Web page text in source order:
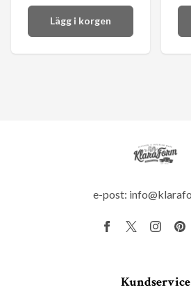
Lägg i korgen
e-post:
Kundservice